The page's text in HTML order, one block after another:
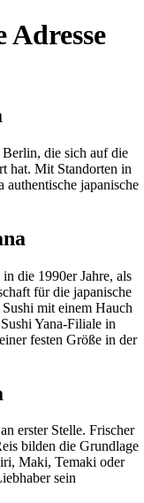
Adresse
Berlin, die sich auf die
hat. Mit Standorten in
authentische japanische
die 1990er Jahre, als
für die japanische
mit einem Hauch
Yana-Filiale in
festen Größe in der
erster Stelle. Frischer
bilden die Grundlage
Maki, Temaki oder
sein